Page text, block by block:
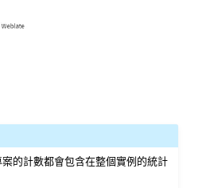
的計數都會包含在整個實例的統計